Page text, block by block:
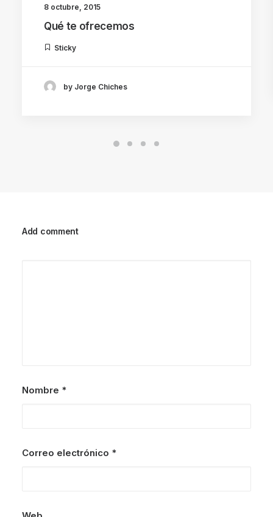
8 octubre, 2015
Qué te ofrecemos
Sticky
by Jorge Chiches
Add comment
Nombre *
Correo electrónico *